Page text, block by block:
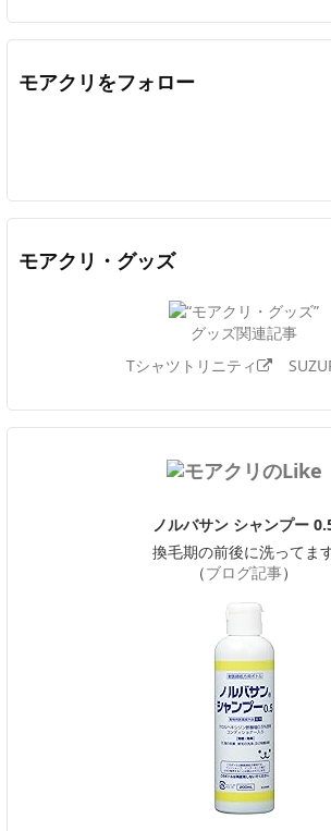
モアクリをフォロー
モアクリ・グッズ
グッズ関連記事
Tシャツトリニティ
ノルバサン シャンプー
換毛期の前後に洗ってま
（ブログ記事）